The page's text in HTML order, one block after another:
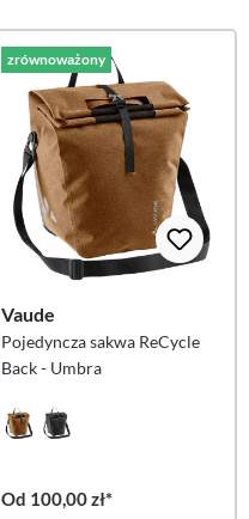
zrównoważony
Vaude
Pojedyncza sakwa ReCycle
Back - Umbra
Od 100,00 zł*